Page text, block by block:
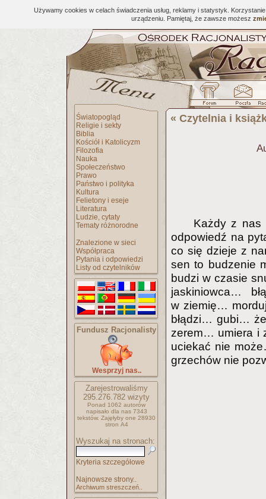
Używamy cookies w celach świadczenia usług, reklamy i statystyk.
urządzeniu. Pamiętaj, że zawsze możesz
Światopogląd
Religie i sekty
Biblia
Kościół i Katolicyzm
Filozofia
Nauka
Społeczeństwo
Prawo
Państwo i polityka
Kultura
Felietony i eseje
Literatura
Ludzie, cytaty
Tematy różnorodne
Znalezione w sieci
Współpraca
Pytania i odpowiedzi
Listy od czytelników
Fundusz Racjonalisty
Wesprzyj nas..
Zarejestrowaliśmy
295.276.782 wizyty
Ponad 1062 autorów
napisało dla nas 7343
tekstów. Zajęłyby one 28930
stron A4
Wyszukaj na stronach:
Kryteria szczegółowe
Najnowsze strony..
Archiwum streszczeń..
« Czytelnia i
Każdy z nas
odpowiedź na
co się dzieje z
sen to budzenie
budzi w czasie
jaskiniowca…
w ziemię…
błądzi… gubi…
zerem… umiera i
uciekać nie
grzechów nie